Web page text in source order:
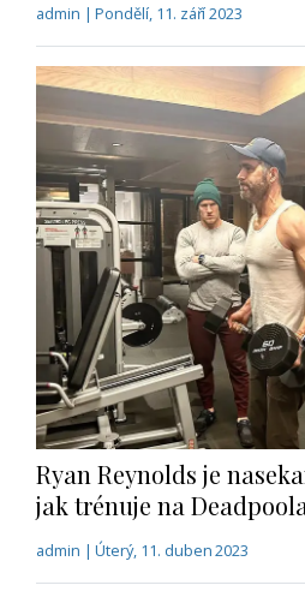
Ryan Reynolds je
jak trénuje na
admin | Úterý, 11. duben 2023